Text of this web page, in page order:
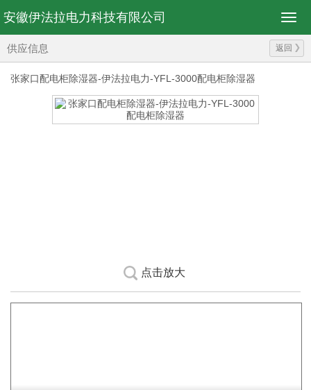
安徽伊法拉电力科技有限公司
供应信息 返回
张家口配电柜除湿器-伊法拉电力-YFL-3000配电柜除湿器
点击放大